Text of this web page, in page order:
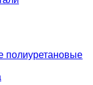
полиуретановые